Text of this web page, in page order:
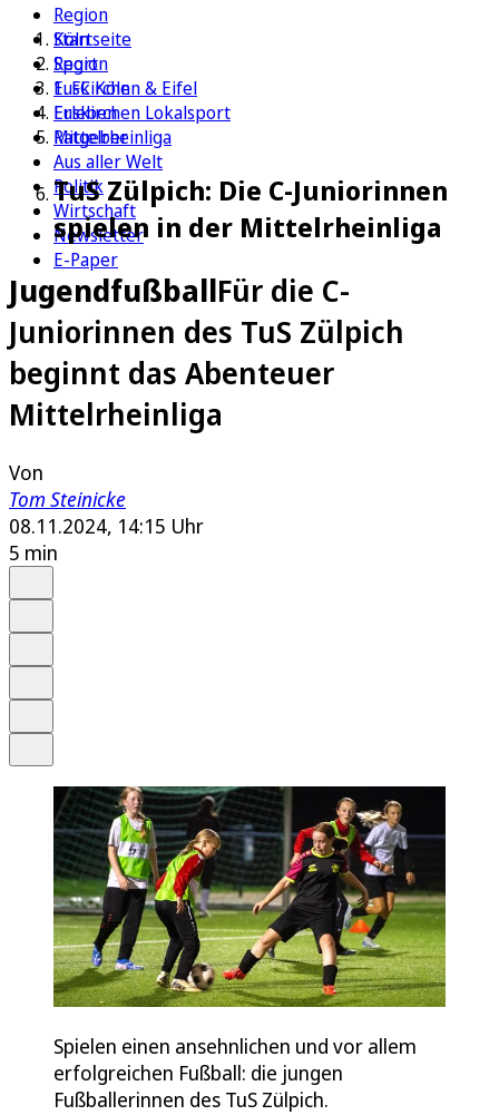
Region
Köln
Sport
1. FC Köln
Erleben
Ratgeber
Aus aller Welt
Politik
Wirtschaft
Newsletter
E-Paper
Startseite
Region
Euskirchen & Eifel
Euskirchen Lokalsport
Mittelrheinliga
TuS Zülpich: Die C-Juniorinnen
spielen in der Mittelrheinliga
JugendfußballFür die C-
Juniorinnen des TuS Zülpich
beginnt das Abenteuer
Mittelrheinliga
Von
Tom Steinicke
08.11.2024, 14:15 Uhr
5 min
Spielen einen ansehnlichen und vor allem
erfolgreichen Fußball: die jungen
Fußballerinnen des TuS Zülpich.